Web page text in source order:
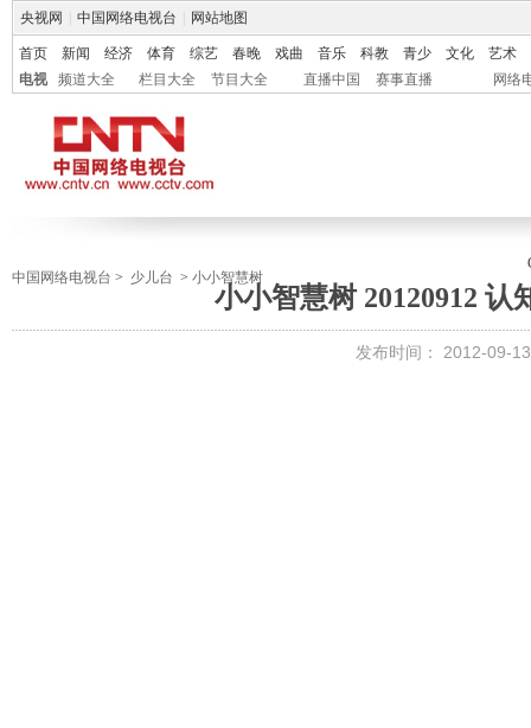
央视网 中国网络电视台 网站地图
首页 新闻 经济 体育 综艺 春晚 戏曲 音乐 科教 青少 文化
艺术
电视
频道大全 栏目大全 节目大全 直播中国 赛事直播 网络
中国网络电视台 > 少儿台 > 小小智慧树
小小智慧树 20120912 认
发布时间： 2012-09-